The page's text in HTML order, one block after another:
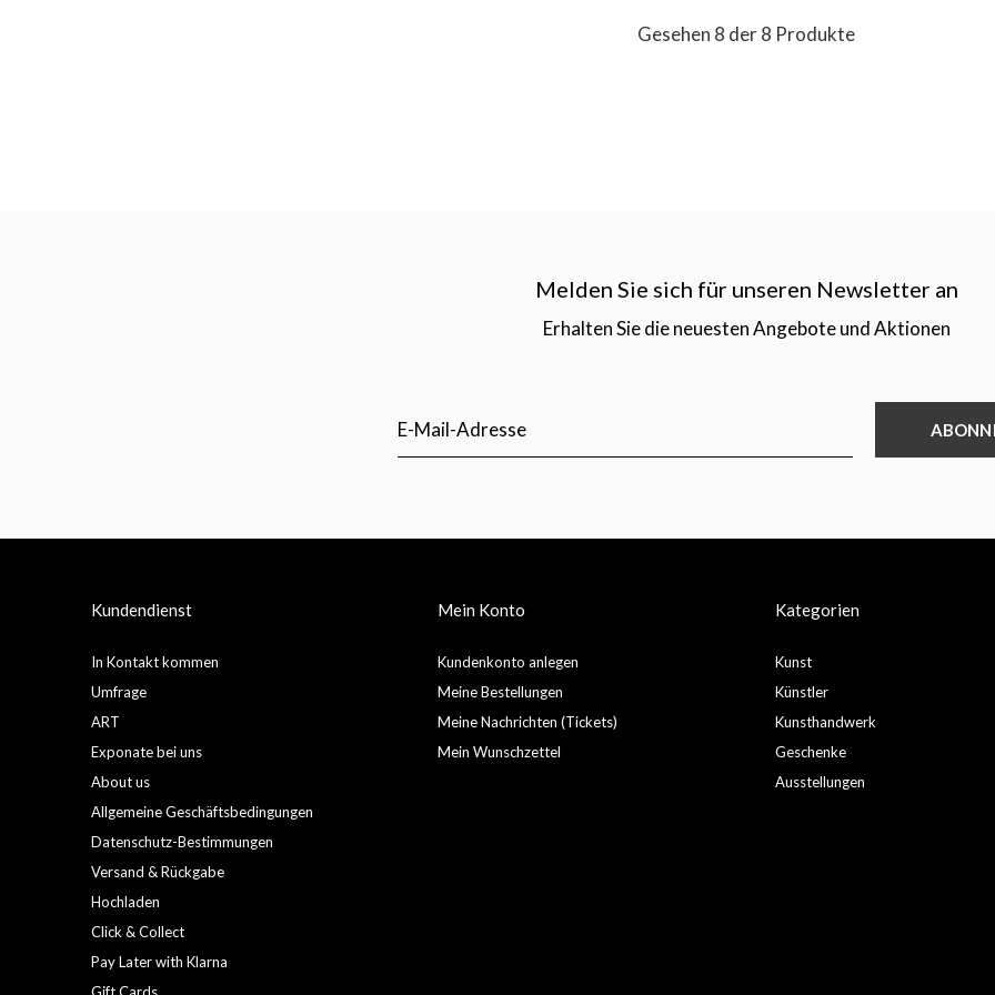
Gesehen 8 der 8 Produkte
Melden Sie sich für unseren Newsletter an
Erhalten Sie die neuesten Angebote und Aktionen
Kundendienst
In Kontakt kommen
Umfrage
ART
Exponate bei uns
About us
Allgemeine Geschäftsbedingungen
Datenschutz-Bestimmungen
Versand & Rückgabe
Hochladen
Click & Collect
Pay Later with Klarna
Mein Konto
Kundenkonto anlegen
Meine Bestellungen
Meine Nachrichten (Tickets)
Mein Wunschzettel
Kategorien
Kunst
Künstler
Kunsthandwerk
Geschenke
Ausstellungen